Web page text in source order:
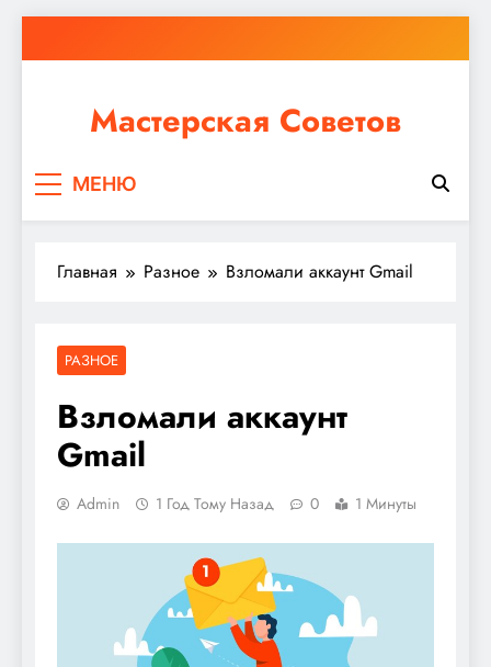
к
Мастерская Советов
ремонт или крупное строительство, в Мастерской
МЕНЮ
Главная Разное Взломали аккаунт Gmail
РАЗНОЕ
Взломали аккаунт
Gmail
Admin 1 Год Тому Назад 0 1 Минуты